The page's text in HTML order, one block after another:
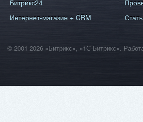
Битрикс24
Интернет-магазин + CRM
© 2001-2026 «Битрикс», «1С-Битрикс».